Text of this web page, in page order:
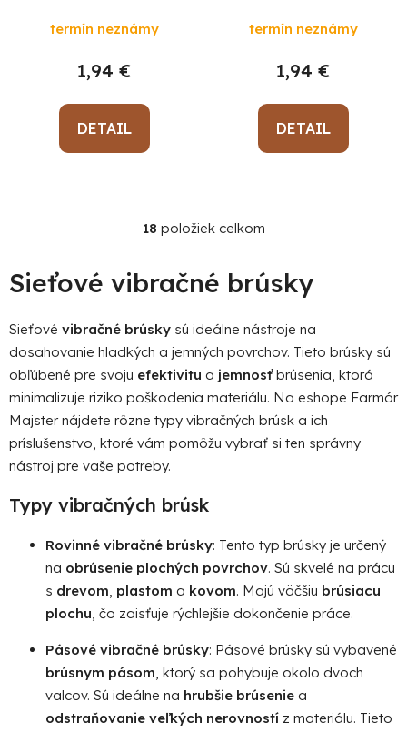
bal. 5 ks
termín neznámy
1,94 €
DETAIL
bal. 5 ks
termín neznámy
1,94 €
DETAIL
O
l
á
a
c
i
e
p
r
y
v
ý
p
i
s
u
18 položiek celkom
Sieťové vibračné brúsky
Sieťové vibračné brúsky sú ideálne nástroje na
dosahovanie hladkých a jemných povrchov. Tieto brúsky sú
obľúbené pre svoju efektivitu a jemnosťbrúsenia, ktorá
minimalizuje riziko poškodenia materiálu. Na eshope Farmár
Majster nájdete rôzne typy vibračných brúsk a ich
príslušenstvo, ktoré vám pomôžu vybrať si ten správny
nástroj pre vaše potreby.
Typy vibračných brúsk
Rovinné vibračné brúsky: Tento typ brúsky je určený
na obrúsenie plochých povrchov. Sú skvelé na prácu
s drevom, plastom a kovom. Majú väčšiu brúsiacu
plochu, čo zaisťuje rýchlejšie dokončenie práce.
Pásové vibračné brúsky: Pásové brúsky sú vybavené
brúsnym pásom, ktorý sa pohybuje okolo dvoch
valcov. Sú ideálne na hrubšie brúsenie a
odstraňovanie veľkých nerovností z materiálu. Tieto